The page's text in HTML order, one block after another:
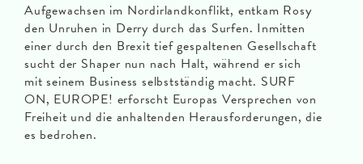
Aufgewachsen im Nordirlandkonflikt, entkam Rosy
den Unruhen in Derry durch das Surfen. Inmitten
einer durch den Brexit tief gespaltenen Gesellschaft
sucht der Shaper nun nach Halt, während er sich
mit seinem Business selbstständig macht. SURF
ON, EUROPE! erforscht Europas Versprechen von
Freiheit und die anhaltenden Herausforderungen, die
es bedrohen.